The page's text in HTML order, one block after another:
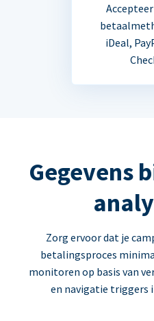
iDeal,
Gegevens
Zorg ervoor dat je
betalingsproces
monitoren op basis van
en navigatie triggers